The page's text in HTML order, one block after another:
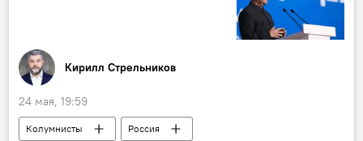
Кирилл Стрельников
24 мая, 19:59
Колумнисты
Россия